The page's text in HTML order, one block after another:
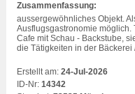
Zusammenfassung:
aussergewöhnliches Objekt.
Ausflugsgastronomie möglich.
Cafe mit Schau - Backstube,
die Tätigkeiten in der Bäckerei
Erstellt am: 24-Jul-2026
ID-Nr: 14342